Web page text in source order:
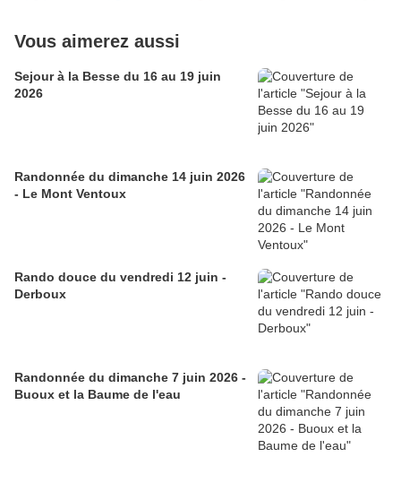
Vous aimerez aussi
Sejour à la Besse du 16 au 19 juin
2026
Randonnée du dimanche 14 juin 2026
- Le Mont Ventoux
Rando douce du vendredi 12 juin -
Derboux
Randonnée du dimanche 7 juin 2026 -
Buoux et la Baume de l'eau